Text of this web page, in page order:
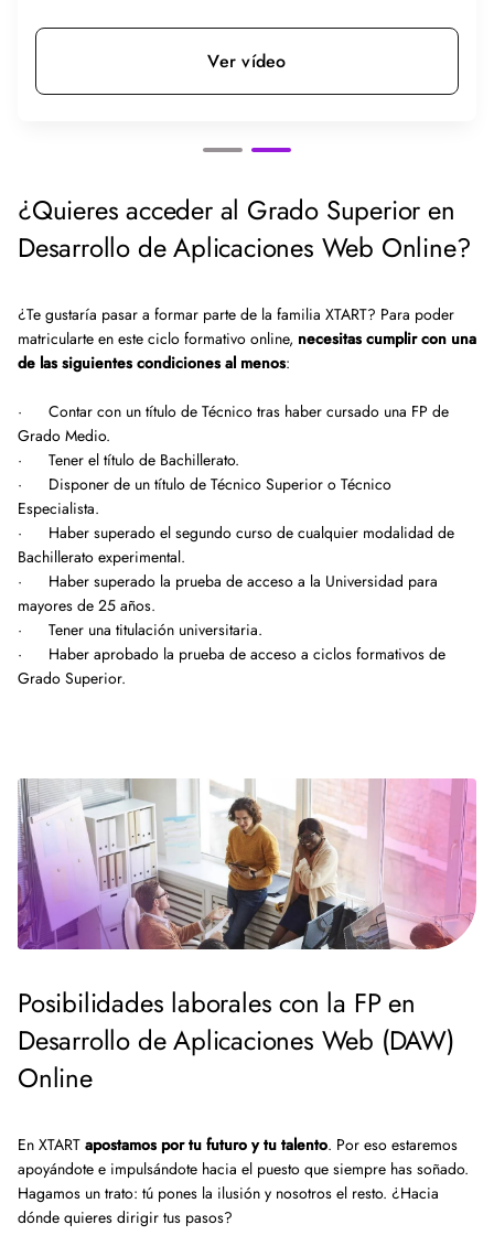
Ver vídeo
¿Quieres acceder al Grado Superior en
Desarrollo de Aplicaciones Web Online?
¿Te gustaría pasar a formar parte de la familia XTART? Para poder
matricularte en este ciclo formativo online, necesitas cumplir con una
de las siguientes condiciones al menos:
· Contar con un título de Técnico tras haber cursado una FP de
Grado Medio.
· Tener el título de Bachillerato.
· Disponer de un título de Técnico Superior o Técnico
Especialista.
· Haber superado el segundo curso de cualquier modalidad de
Bachillerato experimental.
· Haber superado la prueba de acceso a la Universidad para
mayores de 25 años.
· Tener una titulación universitaria.
· Haber aprobado la prueba de acceso a ciclos formativos de
Grado Superior.
Posibilidades laborales con la FP en
Desarrollo de Aplicaciones Web (DAW)
Online
En XTART apostamos por tu futuro y tu talento. Por eso estaremos
apoyándote e impulsándote hacia el puesto que siempre has soñado.
Hagamos un trato: tú pones la ilusión y nosotros el resto. ¿Hacia
dónde quieres dirigir tus pasos?